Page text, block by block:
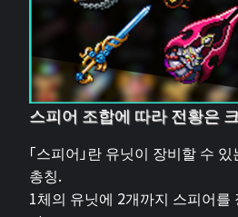
스피어 조합에 따라 전황은
「스피어」란 유닛이 장비할 수
총칭.
1체의 유닛에 2개까지 스피어를